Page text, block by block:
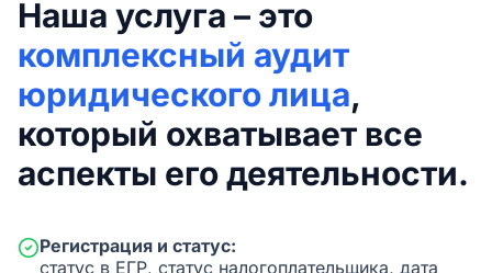
Наша услуга – это
комплексный аудит
юридического лица,
который охватывает все
аспекты его деятельности.
Регистрация и статус:
статус в ЕГР, статус налогоплательщика, дата